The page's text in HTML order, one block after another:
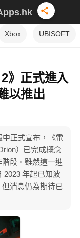
Xbox UBISOFT
》正式進入
以推出
正式宣布，《電
）已完成概念
段。雖然這一進
2023 年起已知波
消息仍為期待已